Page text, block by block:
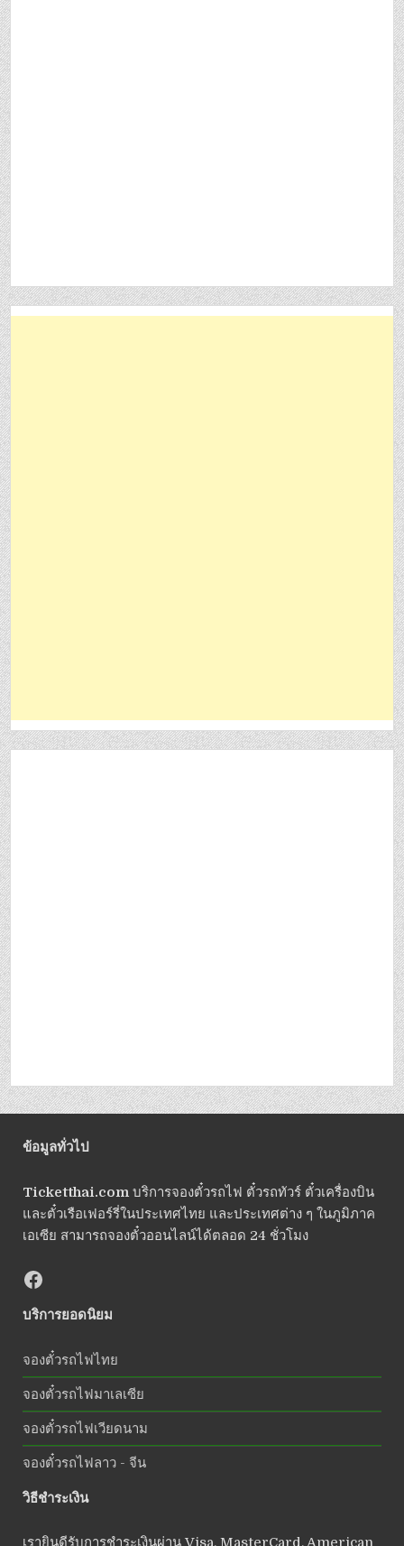
ข้อมูลทั่วไป
Ticketthai.comบริการจองตั๋วรถไฟ ตั๋วรถทัวร์ ตั๋วเครื่องบิน
และตั๋วเรือเฟอร์รี่ในประเทศไทย และประเทศต่าง ๆ ในภูมิภาค
เอเซีย สามารถจองตั๋วออนไลน์ได้ตลอด 24 ชั่วโมง
บริการยอดนิยม
จองตั๋วรถไฟไทย
จองตั๋วรถไฟมาเลเซีย
จองตั๋วรถไฟเวียดนาม
จองตั๋วรถไฟลาว - จีน
วิธีชำระเงิน
เรายินดีรับการชำระเงินผ่าน Visa, MasterCard, American